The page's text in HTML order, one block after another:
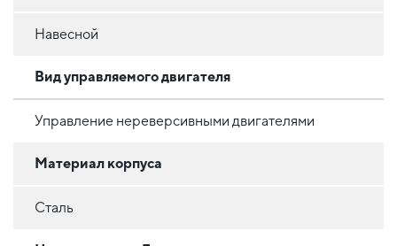
Навесной
Вид управляемого двигателя
Управление нереверсивными двигателями
Материал корпуса
Сталь